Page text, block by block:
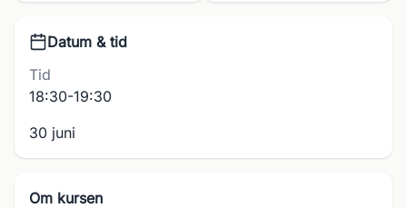
Datum & tid
Tid
18:30-19:30
30 juni
Om kursen